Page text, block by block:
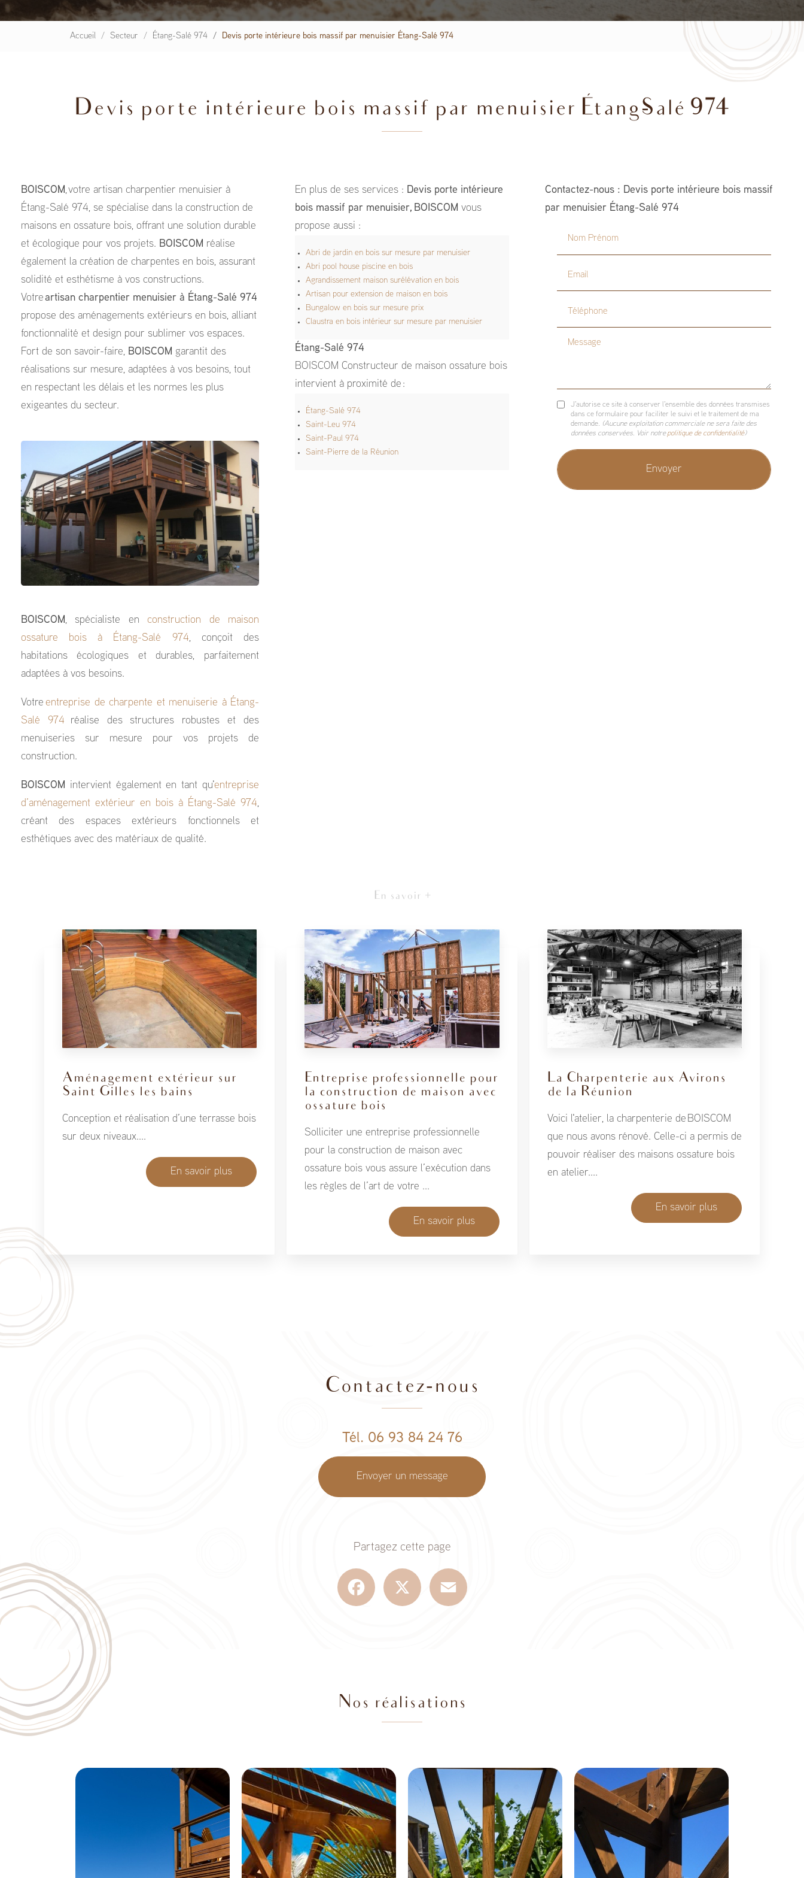
Accueil Secteur Étang-Salé 974 Devis porte intérieure bois massif par menuisier Étang-Salé 974
Devis porte intérieure bois massif par menuisier Étang-Salé 974
BOISCOM, votre artisan charpentier menuisier à
Étang-Salé 974, se spécialise dans la construction de
maisons en ossature bois, offrant une solution durable
et écologique pour vos projets. BOISCOM réalise
également la création de charpentes en bois, assurant
solidité et esthétisme à vos constructions.
Votreartisan charpentier menuisier à Étang-Salé 974
propose des aménagements extérieurs en bois, alliant
fonctionnalité et design pour sublimer vos espaces.
Fort de son savoir-faire, BOISCOM garantit des
réalisations sur mesure, adaptées à vos besoins, tout
en respectant les délais et les normes les plus
exigeantes du secteur.
BOISCOM, spécialiste enconstruction de maison
ossature bois à Étang-Salé 974, conçoit des
habitations écologiques et durables, parfaitement
adaptées à vos besoins.
Votreentreprise de charpente et menuiserie à Étang-
Salé 974 réalise des structures robustes et des
menuiseries sur mesure pour vos projets de
construction.
BOISCOM intervient également en tant qu'entreprise
d’aménagement extérieur en bois à Étang-Salé 974,
créant des espaces extérieurs fonctionnels et
esthétiques avec des matériaux de qualité.
En plus de ses services : Devis porte intérieure
bois massif par menuisier, BOISCOM vous
propose aussi :
Abri de jardin en bois sur mesure par menuisier
Abri pool house piscine en bois
Agrandissement maison surélévation en bois
Artisan pour extension de maison en bois
Bungalow en bois sur mesure prix
Claustra en bois intérieur sur mesure par menuisier
Étang-Salé 974
BOISCOM Constructeur de maison ossature bois
intervient à proximité de :
Étang-Salé 974
Saint-Leu 974
Saint-Paul 974
Saint-Pierre de la Réunion
Contactez-nous : Devis porte intérieure bois massif
par menuisier Étang-Salé 974
Nom Prénom
Email
Message
J'autorise ce site à conserver l'ensemble des données transmises
dans ce formulaire pour faciliter le suivi et le traitement de ma
demande. (Aucune exploitation commerciale ne sera faite des
données conservées. Voir notrepolitique de confidentialité)
En savoir +
Aménagement extérieur sur
Saint Gilles les bains
Conception et réalisation d’une terrasse bois
sur deux niveaux....
En savoir plus
Entreprise professionnelle pour
la construction de maison avec
ossature bois
Solliciter une entreprise professionnelle
pour la construction de maison avec
ossature bois vous assure l’exécution dans
les règles de l’art de votre ...
En savoir plus
La Charpenterie aux Avirons
de la Réunion
Voici l'atelier, la charpenterie de BOISCOM
que nous avons rénové. Celle-ci a permis de
pouvoir réaliser des maisons ossature bois
en atelier....
En savoir plus
Contactez-nous
Tél. 06 93 84 24 76
Envoyer un message
Partagez cette page
Facebook
Nos réalisations